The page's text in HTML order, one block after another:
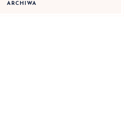
ARCHIWA